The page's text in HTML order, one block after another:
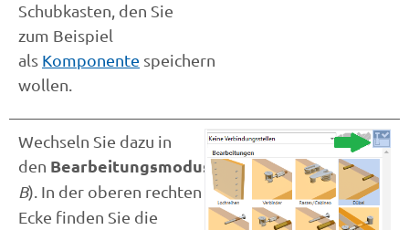
Schubkasten, den Sie
zum Beispiel
als Komponente speichern
wollen.
Wechseln Sie dazu in
den Bearbeitungsmodus ( Taste
B). In der oberen rechten
Ecke finden Sie die